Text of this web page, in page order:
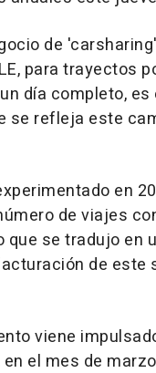
de
para trayectos
día completo, es
se refleja este
en
de viajes
que se tradujo en
de este
viene
el mes de